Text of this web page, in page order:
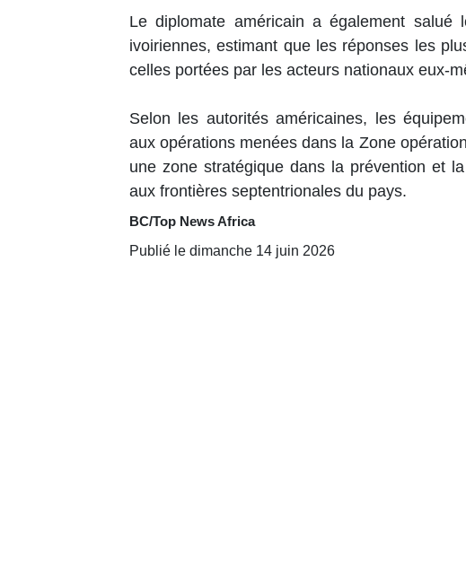
Le diplomate américain a également
ivoiriennes, estimant que les réponses les
celles portées par les acteurs nationaux eux-
Selon les autorités américaines, les
aux opérations menées dans la Zone
une zone stratégique dans la prévention et
aux frontières septentrionales du pays.
BC/Top News Africa
Publié le dimanche 14 juin 2026